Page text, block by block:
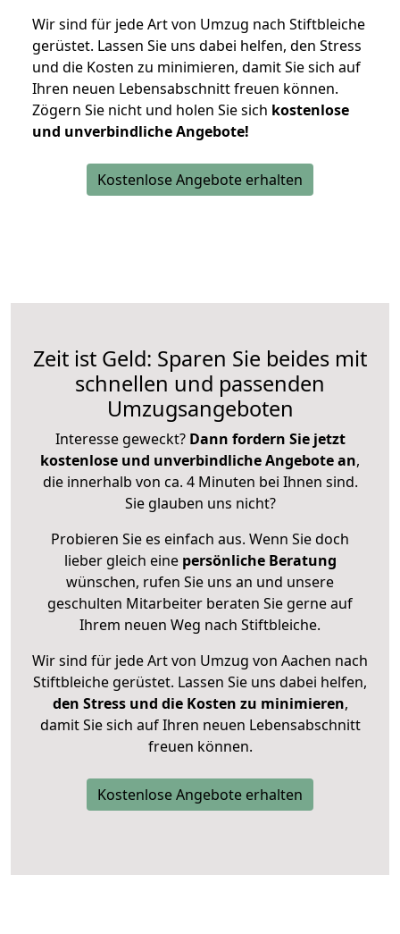
Wir sind für jede Art von Umzug nach Stiftbleiche
gerüstet. Lassen Sie uns dabei helfen, den Stress
und die Kosten zu minimieren, damit Sie sich auf
Ihren neuen Lebensabschnitt freuen können.
Zögern Sie nicht und holen Sie sich kostenlose
und unverbindliche Angebote!
Kostenlose Angebote erhalten
Zeit ist Geld: Sparen Sie beides mit
schnellen und passenden
Umzugsangeboten
Interesse geweckt? Dann fordern Sie jetzt
kostenlose und unverbindliche Angebote an,
die innerhalb von ca. 4 Minuten bei Ihnen sind.
Sie glauben uns nicht?
Probieren Sie es einfach aus. Wenn Sie doch
lieber gleich eine persönliche Beratung
wünschen, rufen Sie uns an und unsere
geschulten Mitarbeiter beraten Sie gerne auf
Ihrem neuen Weg nach Stiftbleiche.
Wir sind für jede Art von Umzug von Aachen nach
Stiftbleiche gerüstet. Lassen Sie uns dabei helfen,
den Stress und die Kosten zu minimieren,
damit Sie sich auf Ihren neuen Lebensabschnitt
freuen können.
Kostenlose Angebote erhalten